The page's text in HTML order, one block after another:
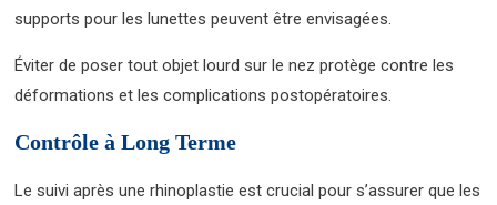
supports pour les lunettes peuvent être envisagées.
Éviter de poser tout objet lourd sur le nez protège contre les
déformations et les complications postopératoires.
Contrôle à Long Terme
Le suivi après une rhinoplastie est crucial pour s’assurer que les